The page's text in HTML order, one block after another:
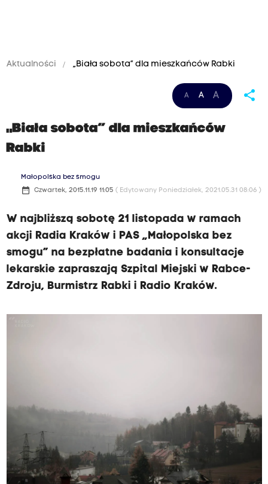
Aktualności „Biała sobota” dla mieszkańców Rabki
A A A share
„Biała sobota” dla mieszkańców
Rabki
Małopolska bez smogu
date_range Czwartek, 2015.11.19 11:05 ( Edytowany Poniedziałek, 2021.05.31 08:06 )
W najbliższą sobotę 21 listopada w ramach
akcji Radia Kraków i PAS „Małopolska bez
smogu” na bezpłatne badania i konsultacje
lekarskie zapraszają Szpital Miejski w Rabce-
Zdroju, Burmistrz Rabki i Radio Kraków.